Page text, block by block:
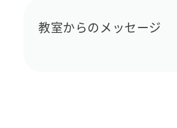
教室からのメッセージ